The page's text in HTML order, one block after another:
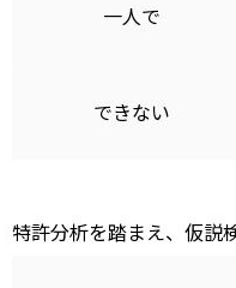
一人で
できない
特許分析を踏まえ、仮説